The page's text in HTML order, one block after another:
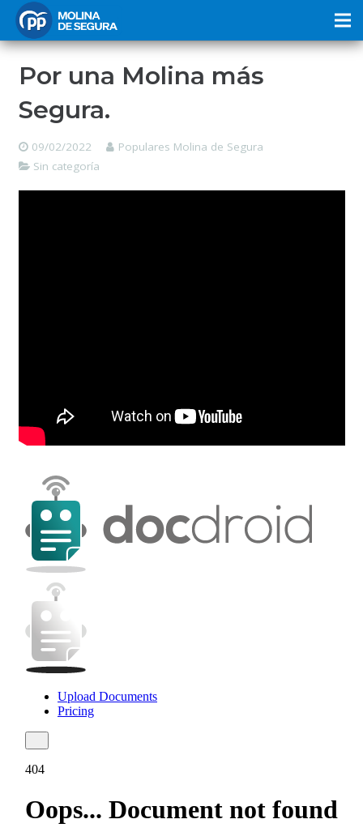
Por una Molina más
Segura.
09/02/2022
Populares Molina de Segura
Sin categoría